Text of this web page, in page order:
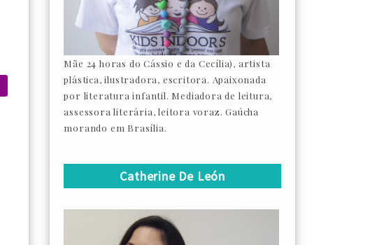
Mãe 24 horas do Cássio e da Cecília), artista
plástica, ilustradora, escritora. Apaixonada
por literatura infantil. Mediadora de leitura,
assessora literária, leitora voraz. Gaúcha
morando em Brasília.
Catherine De León